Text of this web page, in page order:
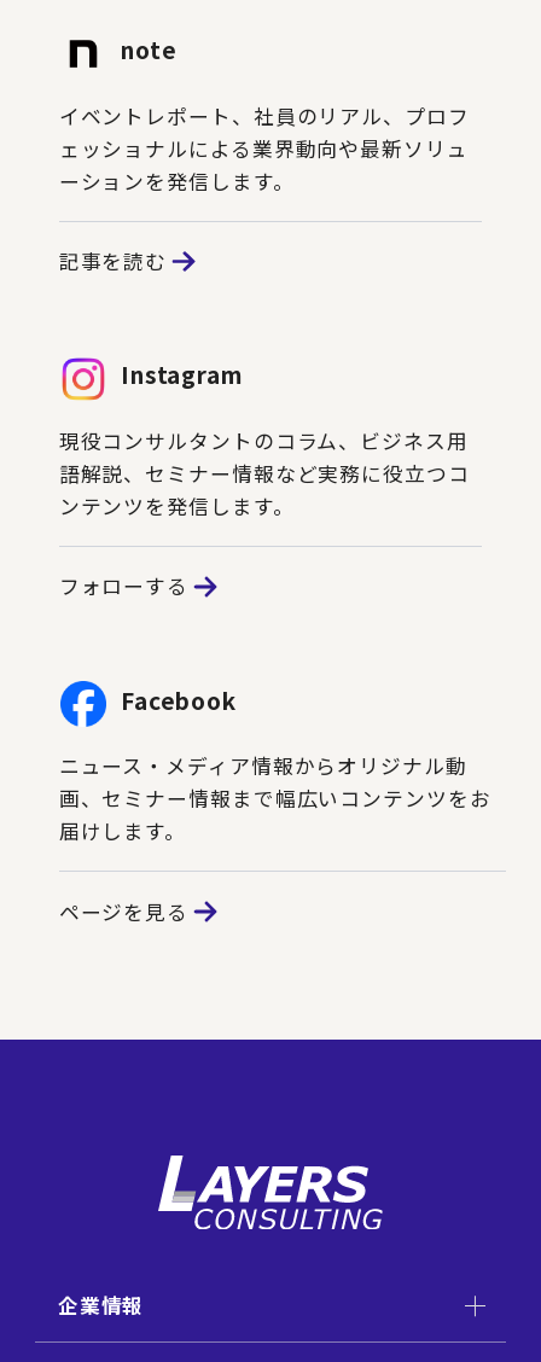
note
イベントレポート、社員のリアル、プロフ
ェッショナルによる業界動向や最新ソリュ
ーションを発信します。
記事を読む
Instagram
現役コンサルタントのコラム、ビジネス用
語解説、セミナー情報など実務に役立つコ
ンテンツを発信します。
フォローする
Facebook
ニュース・メディア情報からオリジナル動
画、セミナー情報まで幅広いコンテンツをお
届けします。
ページを見る
企業情報